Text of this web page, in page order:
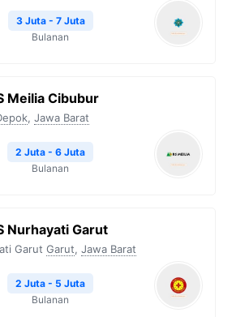
3 Juta - 7 Juta
Bulanan
Meilia Cibubur
, Jawa Barat
2 Juta - 6 Juta
Bulanan
Nurhayati Garut
Garut Garut, Jawa Barat
2 Juta - 5 Juta
Bulanan